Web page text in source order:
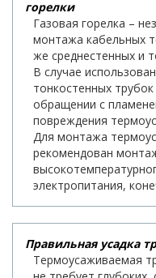
горелки
Газовая горелка –
монтажа кабельных
же среднестенных и
В случае
тонкостенных
обращении с
повреждения
Для монтажа
рекомендован
электропитания,
Правильная усадка
Термоусаживаемая